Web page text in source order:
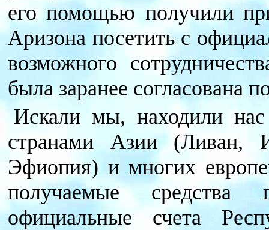
его помощью получили
Аризона посетить с
возможного
была заранее согласована
Искали мы, находили нас
странами Азии (Ливан,
Эфиопия) и многих
получаемые средства
официальные счета